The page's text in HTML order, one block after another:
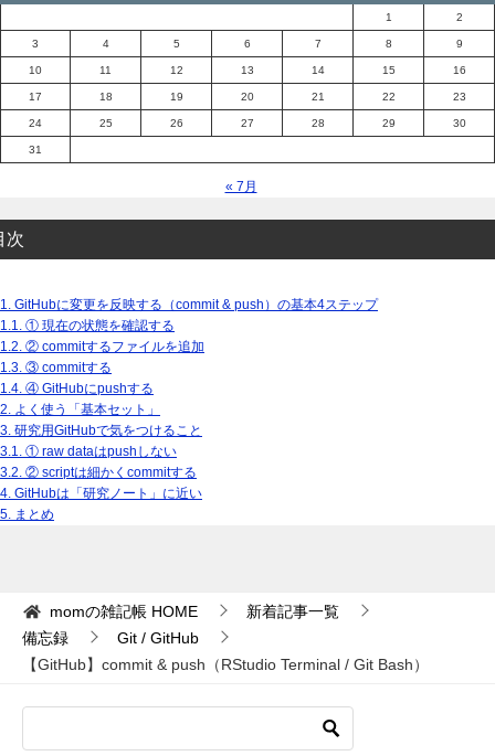
1 2
3 4 5 6 7 8 9
10 11 12 13 14 15 16
17 18 19 20 21 22 23
24 25 26 27 28 29 30
31
« 7月
次
1.
GitHubに変更を反映する（commit & push）の基本4ステップ
1.1.
① 現在の状態を確認する
1.2. ② commitするファイルを追加
1.3. ③ commitする
1.4. ④ GitHubにpushする
2.
よく使う「基本セット」
3. 研究用GitHubで気をつけること
3.1.
① raw dataはpushしない
3.2. ② scriptは細かくcommitする
4. GitHubは「研究ノート」に近い
5. まとめ
momの雑記帳 HOME
新着記事一覧
備忘録
Git / GitHub
【GitHub】commit & push（RStudio Terminal / Git Bash）